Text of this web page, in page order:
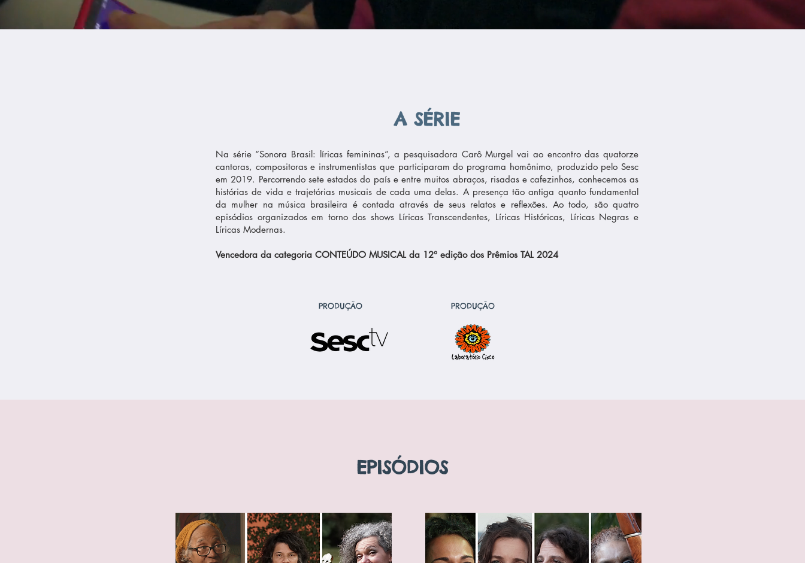
A SÉRIE
Na série “Sonora Brasil: líricas femininas”, a pesquisadora Carô Murgel vai ao encontro das quatorze
cantoras, compositoras e instrumentistas que participaram do programa homônimo, produzido pelo Sesc
em 2019. Percorrendo sete estados do país e entre muitos abraços, risadas e cafezinhos, conhecemos as
histórias de vida e trajetórias musicais de cada uma delas. A presença tão antiga quanto fundamental
da mulher na música brasileira é contada através de seus relatos e reflexões. Ao todo, são quatro
episódios organizados em torno dos shows Líricas Transcendentes, Líricas Históricas, Líricas Negras e
Líricas Modernas.
Vencedora da categoria CONTEÚDO MUSICAL da 12° edição dos Prêmios TAL 2024
PRODUÇÃO PRODUÇÃO
EPISÓDIOS